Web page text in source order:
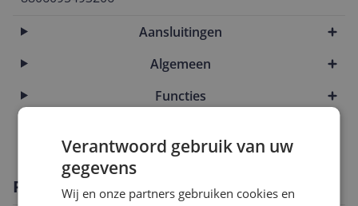
Aansluitingen
Algemeen
Functies
Productomschrijving
Verantwoord gebruik van uw
gegevens
Wij en onze partners gebruiken cookies en